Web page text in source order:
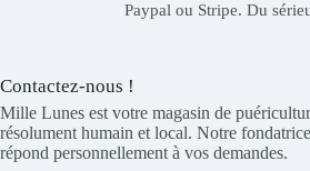
Paypal ou Stripe. Du
Contactez-nous !
Mille Lunes est votre magasin de
résolument humain et local. Notre
répond personnellement à vos demandes.